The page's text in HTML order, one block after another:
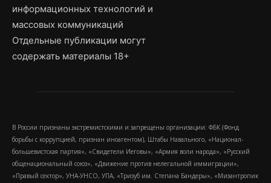
информационных технологий и
массовых коммуникаций
Отдельные публикации могут
содержать материалы 18+
В России признаны экстремистскими и запрещены организации: ФБК (Фонд
борьбы с коррупцией, признан иноагентом), Штабы Навального, «Национал-
большевистская партия», «Свидетели Иеговы», «Армия воли народа», «Русский
общенациональный союз», «Движение против нелегальной иммиграции»,
«Правый сектор», УНА-УНСО, УПА, «Тризуб им. Степана Бандеры», «Мизантропик